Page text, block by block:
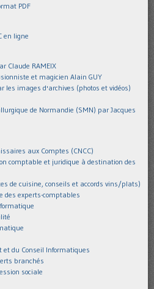
PDF
en ligne
Claude RAMEIX
et magicien Alain GUY
les images d'archives (photos et vidéos)
de Normandie (SMN) par Jacques
aux Comptes (CNCC)
comptable et juridique à destination des
de cuisine, conseils et accords vins/plats)
des experts-comptables
et du Conseil Informatiques
branchés
sociale